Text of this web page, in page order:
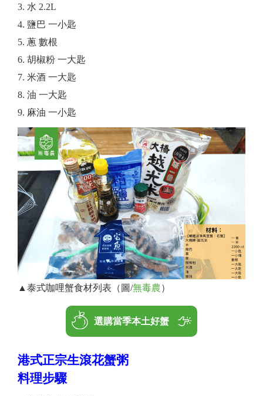
水 2.2L
鹽巴 一小匙
蔥 數根
胡椒粉 一大匙
米酒 一大匙
油 一大匙
麻油 一小匙
▲泰式咖哩蟹食材列表（圖/無毒農）
港式正宗生滾花蟹粥
料理步驟